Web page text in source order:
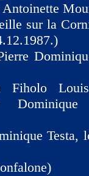
sur la
Fiholo
Testa,